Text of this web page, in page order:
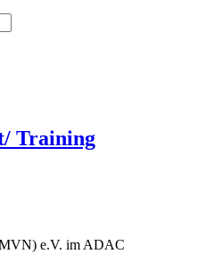
Training
e.V. im ADAC